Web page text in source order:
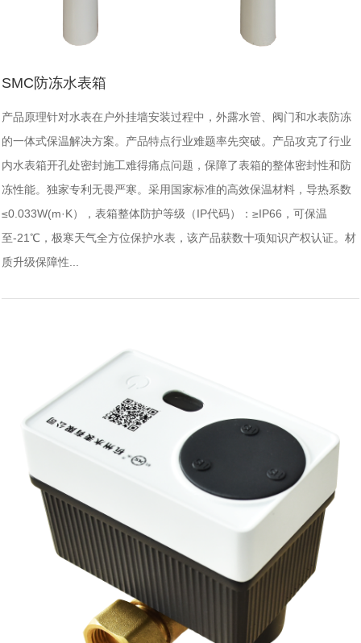
SMC防冻水表箱
产品原理针对水表在户外挂墙安装过程中，外露水管、阀门和水表防冻
的一体式保温解决方案。产品特点行业难题率先突破。产品攻克了行业
内水表箱开孔处密封施工难得痛点问题，保障了表箱的整体密封性和防
冻性能。独家专利无畏严寒。采用国家标准的高效保温材料，导热系数
≤0.033W(m·K），表箱整体防护等级（IP代码）：≥IP66，可保温
至-21℃，极寒天气全方位保护水表，该产品获数十项知识产权认证。材
质升级保障性...